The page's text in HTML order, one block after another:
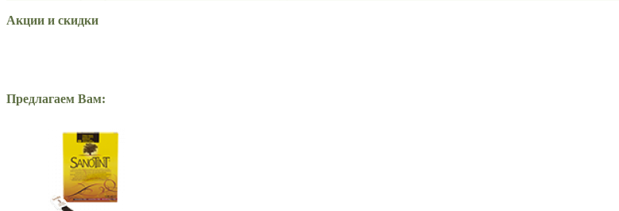
Акции и скидки
Предлагаем Вам: